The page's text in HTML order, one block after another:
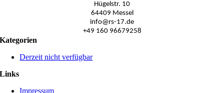
Hügelstr. 10
64409 Messel
info@rs-17.de
+49 160 96679258
Kategorien
Derzeit nicht verfügbar
Links
Impressum